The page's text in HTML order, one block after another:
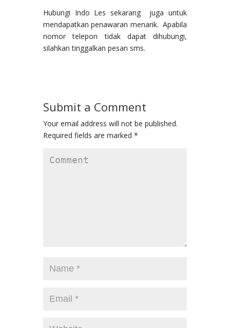
Hubungi Indo Les sekarang juga untuk
mendapatkan penawaran menarik. Apabila
nomor telepon tidak dapat dihubungi,
silahkan tinggalkan pesan sms.
Submit a Comment
Your email address will not be published.
Required fields are marked *